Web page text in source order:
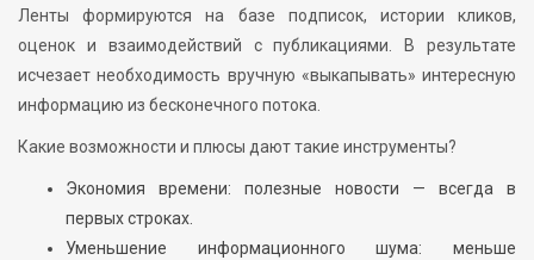
Ленты формируются на базе подписок, истории кликов,
оценок и взаимодействий с публикациями. В результате
исчезает необходимость вручную «выкапывать» интересную
информацию из бесконечного потока.
Какие возможности и плюсы дают такие инструменты?
Экономия времени: полезные новости — всегда в
первых строках.
Уменьшение информационного шума: меньше